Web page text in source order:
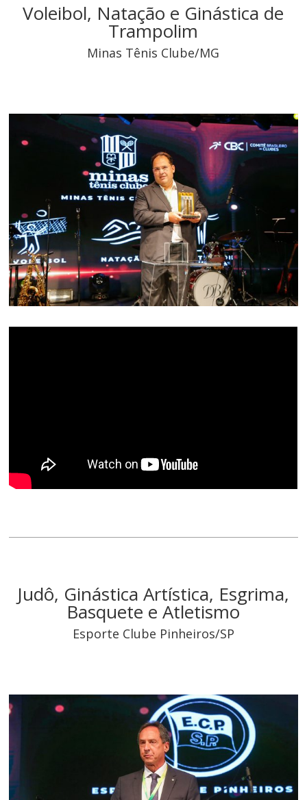
Voleibol, Natação e Ginástica de
Trampolim
Minas Tênis Clube/MG
Judô, Ginástica Artística, Esgrima,
Basquete e Atletismo
Esporte Clube Pinheiros/SP